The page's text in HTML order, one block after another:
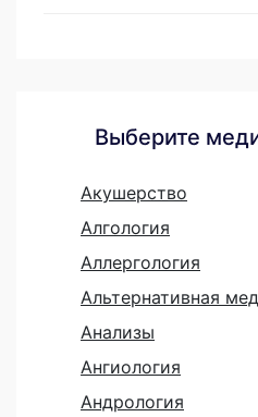
Выберите
Акушерство
Алгология
Аллергология
Альтернативная
Анализы
Ангиология
Андрология